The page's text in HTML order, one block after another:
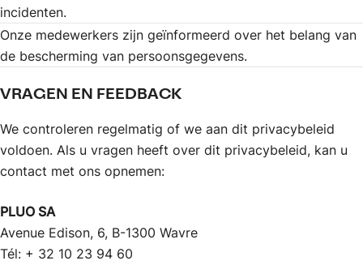
incidenten.
Onze medewerkers zijn geïnformeerd over het belang van
de bescherming van persoonsgegevens.
VRAGEN EN FEEDBACK
We controleren regelmatig of we aan dit privacybeleid
voldoen. Als u vragen heeft over dit privacybeleid, kan u
contact met ons opnemen:
PLUO SA
Avenue Edison, 6, B-1300 Wavre
Tél: + 32 10 23 94 60